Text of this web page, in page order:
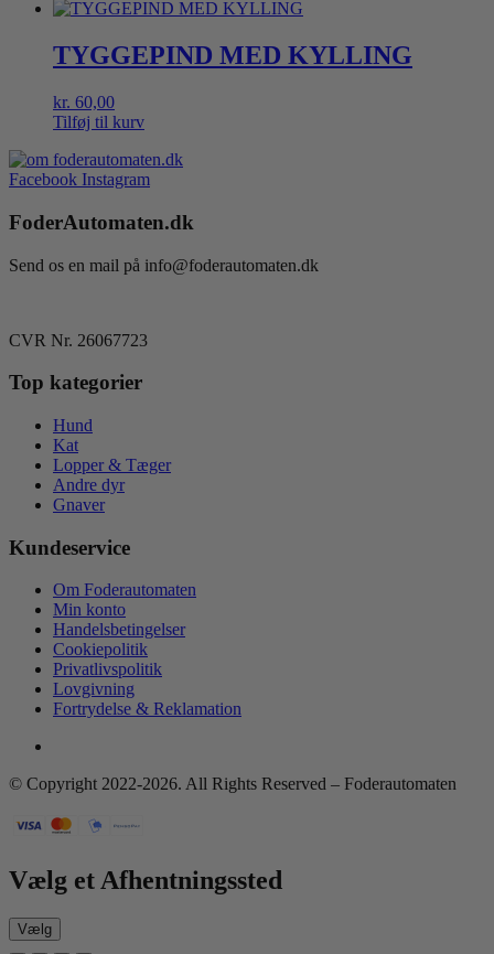
TYGGEPIND MED KYLLING
kr. 60,00
Tilføj til kurv
Facebook Instagram
FoderAutomaten.dk
Send os en mail på info@foderautomaten.dk
CVR Nr. 26067723
Top kategorier
Hund
Kat
Lopper & Tæger
Andre dyr
Gnaver
Kundeservice
Om Foderautomaten
Min konto
Handelsbetingelser
Cookiepolitik
Privatlivspolitik
Lovgivning
Fortrydelse & Reklamation
© Copyright 2022-2026. All Rights Reserved – Foderautomaten
Vælg et Afhentningssted
Vælg